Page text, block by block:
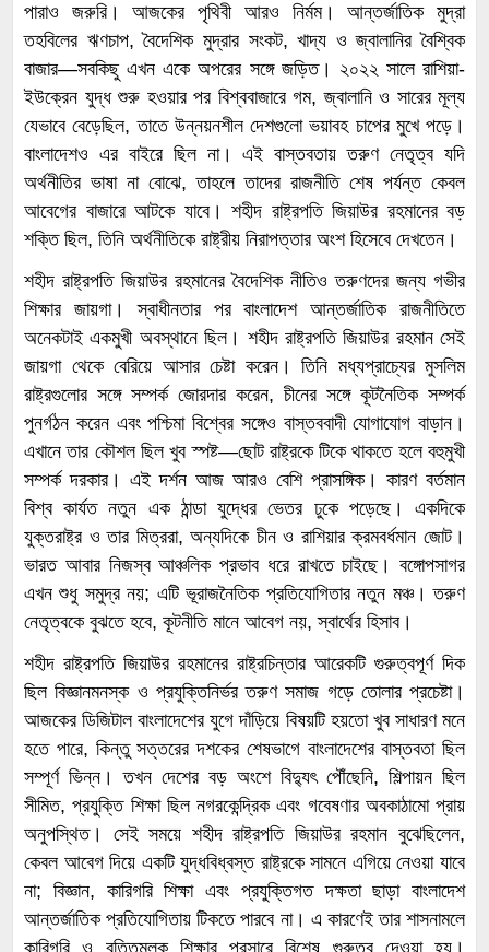
পারাও জরুরি। আজকের পৃথিবী আরও নির্মম। আন্তর্জাতিক মুদ্রা
তহবিলের ঋণচাপ, বৈদেশিক মুদ্রার সংকট, খাদ্য ও জ্বালানির বৈশ্বিক
বাজার—সবকিছু এখন একে অপরের সঙ্গে জড়িত। ২০২২ সালে রাশিয়া-
ইউক্রেন যুদ্ধ শুরু হওয়ার পর বিশ্ববাজারে গম, জ্বালানি ও সারের মূল্য
যেভাবে বেড়েছিল, তাতে উন্নয়নশীল দেশগুলো ভয়াবহ চাপের মুখে পড়ে।
বাংলাদেশও এর বাইরে ছিল না। এই বাস্তবতায় তরুণ নেতৃত্ব যদি
অর্থনীতির ভাষা না বোঝে, তাহলে তাদের রাজনীতি শেষ পর্যন্ত কেবল
আবেগের বাজারে আটকে যাবে। শহীদ রাষ্ট্রপতি জিয়াউর রহমানের বড়
শক্তি ছিল, তিনি অর্থনীতিকে রাষ্ট্রীয় নিরাপত্তার অংশ হিসেবে দেখতেন।
শহীদ রাষ্ট্রপতি জিয়াউর রহমানের বৈদেশিক নীতিও তরুণদের জন্য গভীর
শিক্ষার জায়গা। স্বাধীনতার পর বাংলাদেশ আন্তর্জাতিক রাজনীতিতে
অনেকটাই একমুখী অবস্থানে ছিল। শহীদ রাষ্ট্রপতি জিয়াউর রহমান সেই
জায়গা থেকে বেরিয়ে আসার চেষ্টা করেন। তিনি মধ্যপ্রাচ্যের মুসলিম
রাষ্ট্রগুলোর সঙ্গে সম্পর্ক জোরদার করেন, চীনের সঙ্গে কূটনৈতিক সম্পর্ক
পুনর্গঠন করেন এবং পশ্চিমা বিশ্বের সঙ্গেও বাস্তববাদী যোগাযোগ বাড়ান।
এখানে তার কৌশল ছিল খুব স্পষ্ট—ছোট রাষ্ট্রকে টিকে থাকতে হলে বহুমুখী
সম্পর্ক দরকার। এই দর্শন আজ আরও বেশি প্রাসঙ্গিক। কারণ বর্তমান
বিশ্ব কার্যত নতুন এক ঠান্ডা যুদ্ধের ভেতর ঢুকে পড়েছে। একদিকে
যুক্তরাষ্ট্র ও তার মিত্ররা, অন্যদিকে চীন ও রাশিয়ার ক্রমবর্ধমান জোট।
ভারত আবার নিজস্ব আঞ্চলিক প্রভাব ধরে রাখতে চাইছে। বঙ্গোপসাগর
এখন শুধু সমুদ্র নয়; এটি ভূরাজনৈতিক প্রতিযোগিতার নতুন মঞ্চ। তরুণ
নেতৃত্বকে বুঝতে হবে, কূটনীতি মানে আবেগ নয়, স্বার্থের হিসাব।
শহীদ রাষ্ট্রপতি জিয়াউর রহমানের রাষ্ট্রচিন্তার আরেকটি গুরুত্বপূর্ণ দিক
ছিল বিজ্ঞানমনস্ক ও প্রযুক্তিনির্ভর তরুণ সমাজ গড়ে তোলার প্রচেষ্টা।
আজকের ডিজিটাল বাংলাদেশের যুগে দাঁড়িয়ে বিষয়টি হয়তো খুব সাধারণ মনে
হতে পারে, কিন্তু সত্তরের দশকের শেষভাগে বাংলাদেশের বাস্তবতা ছিল
সম্পূর্ণ ভিন্ন। তখন দেশের বড় অংশে বিদ্যুৎ পৌঁছেনি, শিল্পায়ন ছিল
সীমিত, প্রযুক্তি শিক্ষা ছিল নগরকেন্দ্রিক এবং গবেষণার অবকাঠামো প্রায়
অনুপস্থিত। সেই সময়ে শহীদ রাষ্ট্রপতি জিয়াউর রহমান বুঝেছিলেন,
কেবল আবেগ দিয়ে একটি যুদ্ধবিধ্বস্ত রাষ্ট্রকে সামনে এগিয়ে নেওয়া যাবে
না; বিজ্ঞান, কারিগরি শিক্ষা এবং প্রযুক্তিগত দক্ষতা ছাড়া বাংলাদেশ
আন্তর্জাতিক প্রতিযোগিতায় টিকতে পারবে না। এ কারণেই তার শাসনামলে